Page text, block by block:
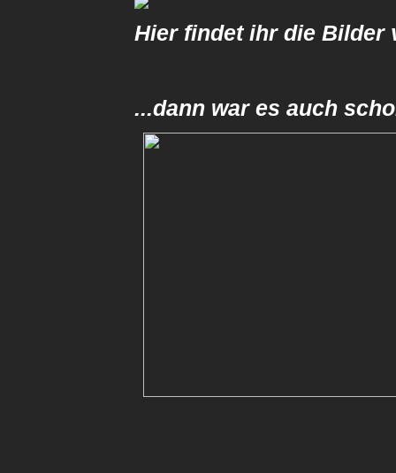
Hier findet ihr die Bilder
...dann war es auch